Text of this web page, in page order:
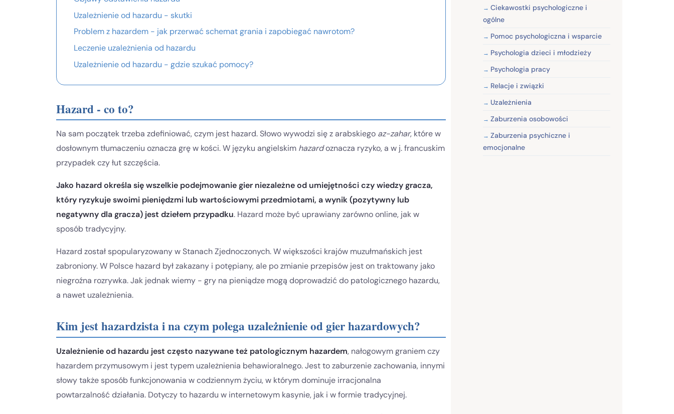
Uzależnienie od hazardu - skutki
Problem z hazardem - jak przerwać schemat grania i zapobiegać nawrotom?
Leczenie uzależnienia od hazardu
Uzależnienie od hazardu - gdzie szukać pomocy?
Hazard - co to?
Na sam początek trzeba zdefiniować, czym jest hazard. Słowo wywodzi się z arabskiego az-zahar, które w
dosłownym tłumaczeniu oznacza grę w kości. W języku angielskim hazardoznacza ryzyko, a w j. francuskim
przypadek czy łut szczęścia.
Jako hazard określa się wszelkie podejmowanie gier niezależne od umiejętności czy wiedzy gracza,
który ryzykuje swoimi pieniędzmi lub wartościowymi przedmiotami, a wynik (pozytywny lub
negatywny dla gracza) jest dziełem przypadku. Hazard może być uprawiany zarówno online, jak w
sposób tradycyjny.
Hazard został spopularyzowany w Stanach Zjednoczonych. W większości krajów muzułmańskich jest
zabroniony. W Polsce hazard był zakazany i potępiany, ale po zmianie przepisów jest on traktowany jako
niegroźna rozrywka. Jak jednak wiemy - gry na pieniądze mogą doprowadzić do patologicznego hazardu,
a nawet uzależnienia.
Kim jest hazardzista i na czym polega uzależnienie od gier hazardowych?
Uzależnienie od hazardu jest często nazywane też patologicznym hazardem, nałogowym graniem czy
hazardem przymusowym i jest typem uzależnienia behawioralnego. Jest to zaburzenie zachowania, innymi
słowy także sposób funkcjonowania w codziennym życiu, w którym dominuje irracjonalna
powtarzalność działania. Dotyczy to hazardu w internetowym kasynie, jak i w formie tradycyjnej.
Ciekawostki psychologiczne i
ogólne
Pomoc psychologiczna i wsparcie
Psychologia dzieci i młodzieży
Psychologia pracy
Relacje i związki
Uzależnienia
Zaburzenia osobowości
Zaburzenia psychiczne i
emocjonalne